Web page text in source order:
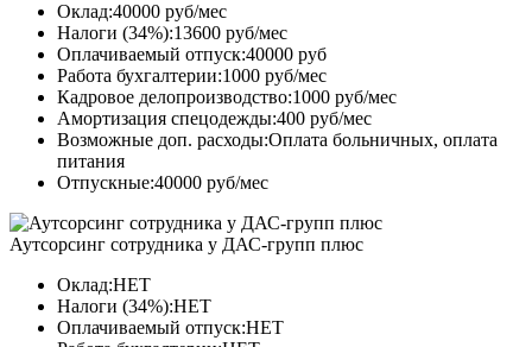
Оклад:40000 руб/мес
Налоги (34%):13600 руб/мес
Оплачиваемый отпуск:40000 руб
Работа бухгалтерии:1000 руб/мес
Кадровое делопроизводство:1000 руб/мес
Амортизация спецодежды:400 руб/мес
Возможные доп. расходы:Оплата больничных, оплата
питания
Отпускные:40000 руб/мес
Аутсорсинг сотрудника у ДАС-групп плюс
Оклад:НЕТ
Налоги (34%):НЕТ
Оплачиваемый отпуск:НЕТ